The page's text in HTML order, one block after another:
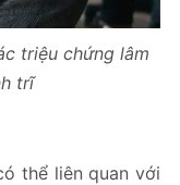
triệu chứng lâm
trĩ
thể liên quan với